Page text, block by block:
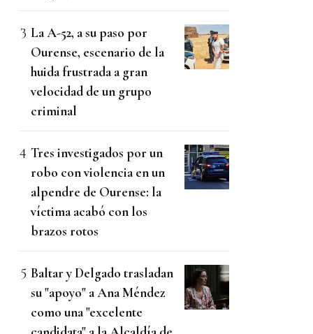
La A-52, a su paso por
Ourense, escenario de la
huida frustrada a gran
velocidad de un grupo
criminal
Tres investigados por un
robo con violencia en un
alpendre de Ourense: la
víctima acabó con los
brazos rotos
Baltar y Delgado trasladan
su "apoyo" a Ana Méndez
como una "excelente